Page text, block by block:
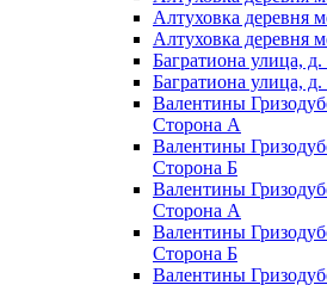
Алтуховка деревня
Алтуховка деревня
Багратиона улица,
Багратиона улица,
Валентины
Сторона А
Валентины
Сторона Б
Валентины
Сторона А
Валентины
Сторона Б
Валентины